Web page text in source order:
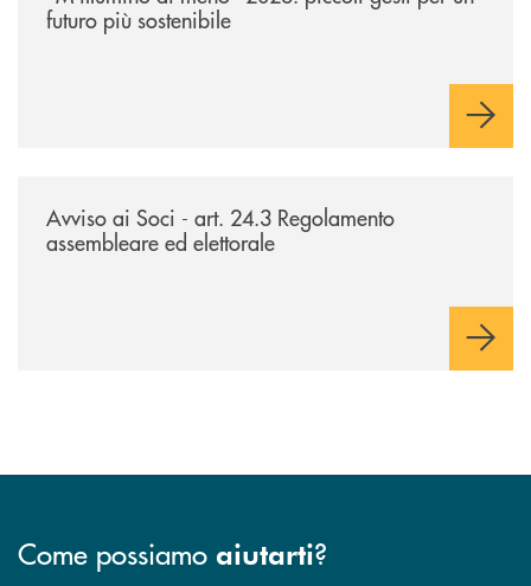
futuro più sostenibile
Avviso ai Soci - art. 24.3 Regolamento
assembleare ed elettorale
Come possiamo aiutarti?